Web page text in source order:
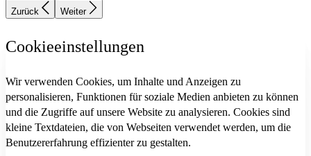
Zurück Weiter
Cookieeinstellungen
Wir verwenden Cookies, um Inhalte und Anzeigen zu
personalisieren, Funktionen für soziale Medien anbieten zu können
und die Zugriffe auf unsere Website zu analysieren. Cookies sind
kleine Textdateien, die von Webseiten verwendet werden, um die
Benutzererfahrung effizienter zu gestalten.